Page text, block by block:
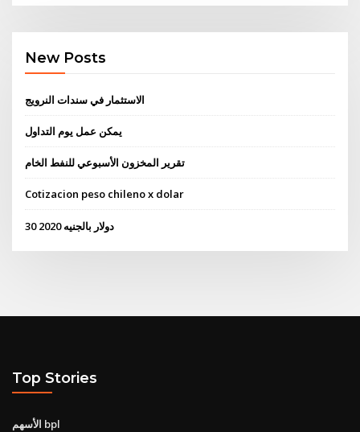
New Posts
الاستثمار في سندات النرويج
يمكن عمل يوم التداول
تقرير المخزون الأسبوعي للنفط الخام
Cotizacion peso chileno x dolar
30 دولار بالجنيه 2020
Top Stories
الأسهم bpl